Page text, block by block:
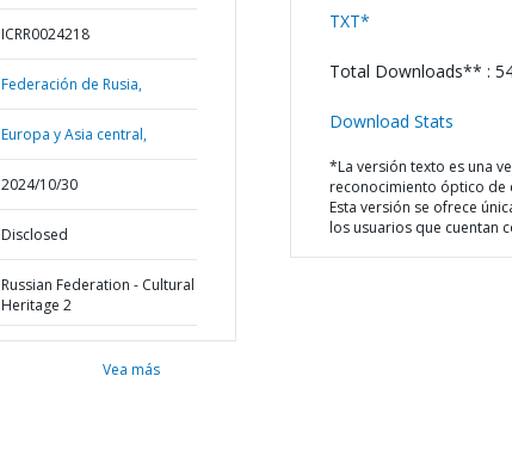
ICRR0024218
Federación de Rusia,
Europa y Asia central,
2024/10/30
Disclosed
Russian Federation - Cultural
Heritage 2
Vea más
TXT*
Total Downloads** :
Download Stats
*La versión texto es una
reconocimiento óptico de
Esta versión se ofrece
los usuarios que cuentan